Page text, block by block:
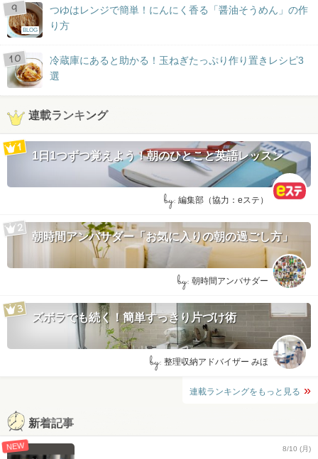
BLOG
つゆはレンジで簡単！にんにく香る「醤油そうめん」の作
り方
冷蔵庫にあると助かる！玉ねぎたっぷり作り置きレシピ3
選
連載ランキング
1日1つずつ覚えよう！朝のひとこと英語レッスン
by: 編集部（協力：eステ）
朝時間アンバサダー「お気に入りの朝の過ごし方」
by: 朝時間アンバサダー
ズボラでも続く！簡単すっきり片づけ術
by: 整理収納アドバイザー みほ
連載ランキングをもっと見る
新着記事
NEW 8/10 (月)